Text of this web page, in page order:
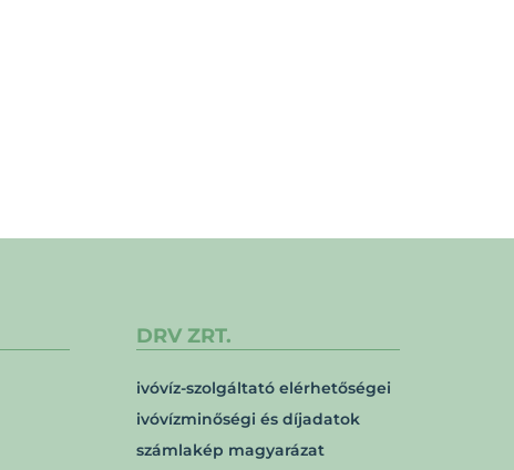
DRV ZRT.
ivóvíz-szolgáltató elérhetőségei
ivóvízminőségi és díjadatok
számlakép magyarázat